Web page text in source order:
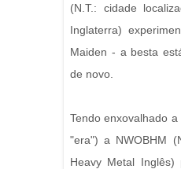
(N.T.: cidade
Inglaterra)
Maiden - a besta
de novo.
Tendo enxovalhado
"era") a NWOBHM
Heavy Metal Inglês)